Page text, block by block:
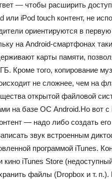
— чтобы расширить
iPod touch контент, не
ориентируются в
на Android-смартфонах
карты памяти,
Кроме того, копирование
не сложнее, чем на
открытой файловой
на базе ОС Android.Но вот с
— надо либо создать
звук встроенным
программой iTunes.
iTunes Store
файлы (Dropbox и т. п.).